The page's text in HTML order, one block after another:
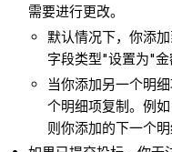
需要进行更改。
默认情况下，你添
字段类型"设置为"金
当你添加另一个明
个明细项复制。例
则你添加的下一个